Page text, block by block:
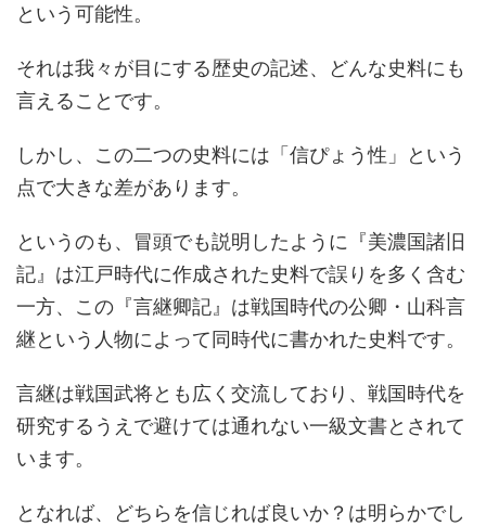
という可能性。
それは我々が目にする歴史の記述、どんな史料にも
言えることです。
しかし、この二つの史料には「信ぴょう性」という
点で大きな差があります。
というのも、冒頭でも説明したように『美濃国諸旧
記』は江戸時代に作成された史料で誤りを多く含む
一方、この『言継卿記』は戦国時代の公卿・山科言
継という人物によって同時代に書かれた史料です。
言継は戦国武将とも広く交流しており、戦国時代を
研究するうえで避けては通れない一級文書とされて
います。
となれば、どちらを信じれば良いか？は明らかでし